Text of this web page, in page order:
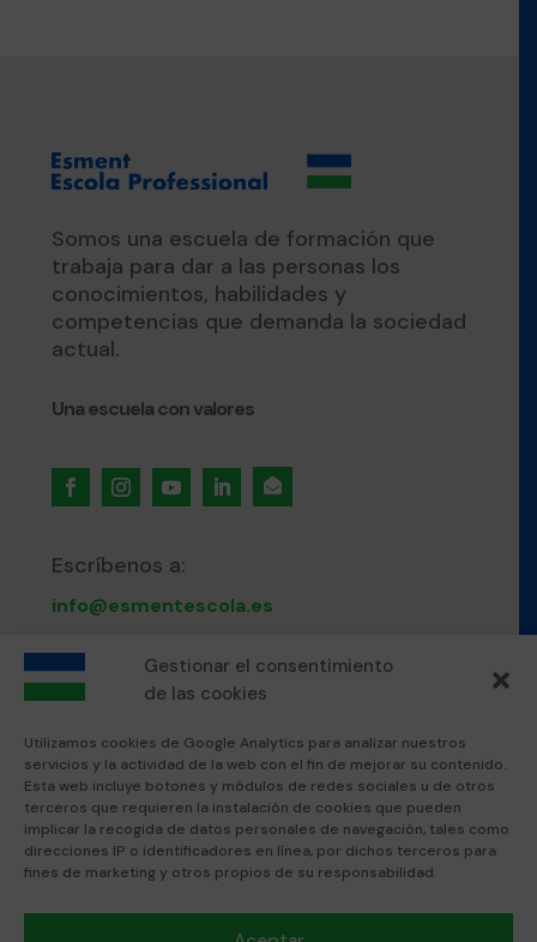
Gestionar el consentimiento
de las cookies
Utilizamos cookies de Google Analytics para analizar nuestros
servicios y la actividad de la web con el fin de mejorar su contenido.
Esta web incluye botones y módulos de redes sociales u de otros
terceros que requieren la instalación de cookies que pueden
implicar la recogida de datos personales de navegación, tales como
direcciones IP o identificadores en línea, por dichos terceros para
fines de marketing y otros propios de su responsabilidad.
Somos una escuela de formación que
trabaja para dar a las personas los
conocimientos, habilidades y
competencias que demanda la sociedad
actual.
Una escuela con valores

Escríbenos a:
info@esmentescola.es
Llámanos al:
871 80 51 12
Visítanos en:
Esment Escola Professional
Esment Inca